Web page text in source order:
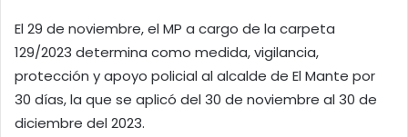
El 29 de noviembre, el MP a cargo de la carpeta
129/2023 determina como medida, vigilancia,
protección y apoyo policial al alcalde de El Mante por
30 días, la que se aplicó del 30 de noviembre al 30 de
diciembre del 2023.